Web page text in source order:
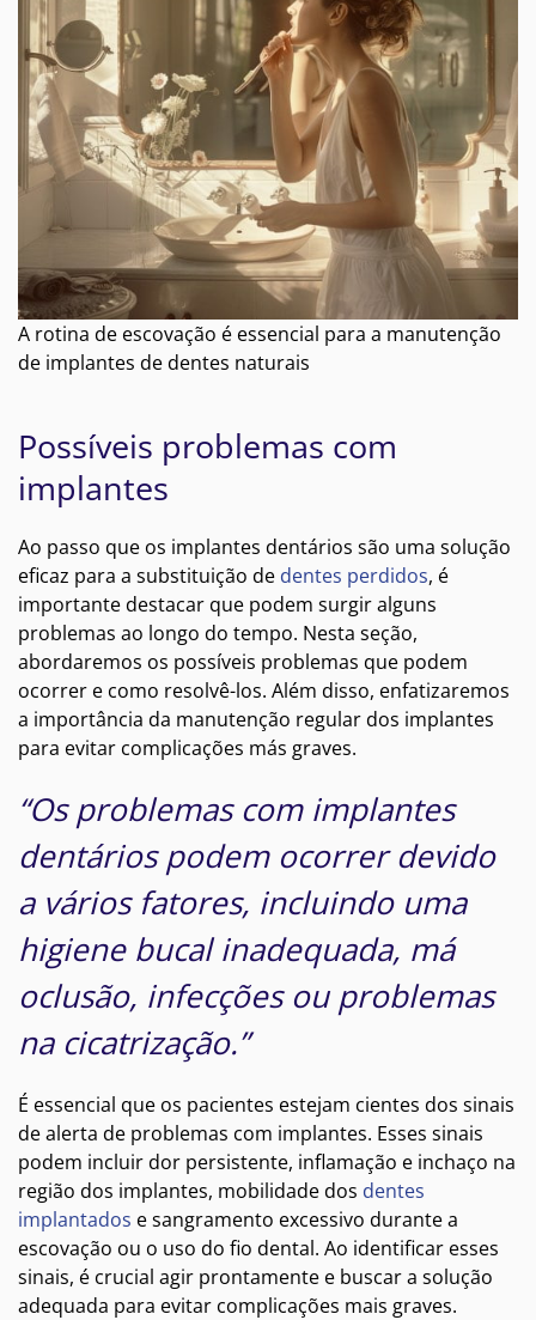
A rotina de escovação é essencial para a manutenção
de implantes de dentes naturais
Possíveis problemas com
implantes
Ao passo que os implantes dentários são uma solução
eficaz para a substituição de dentes perdidos, é
importante destacar que podem surgir alguns
problemas ao longo do tempo. Nesta seção,
abordaremos os possíveis problemas que podem
ocorrer e como resolvê-los. Além disso, enfatizaremos
a importância da manutenção regular dos implantes
para evitar complicações más graves.
“Os problemas com implantes
dentários podem ocorrer devido
a vários fatores, incluindo uma
higiene bucal inadequada, má
oclusão, infecções ou problemas
na cicatrização.”
É essencial que os pacientes estejam cientes dos sinais
de alerta de problemas com implantes. Esses sinais
podem incluir dor persistente, inflamação e inchaço na
região dos implantes, mobilidade dos dentes
implantados e sangramento excessivo durante a
escovação ou o uso do fio dental. Ao identificar esses
sinais, é crucial agir prontamente e buscar a solução
adequada para evitar complicações mais graves.